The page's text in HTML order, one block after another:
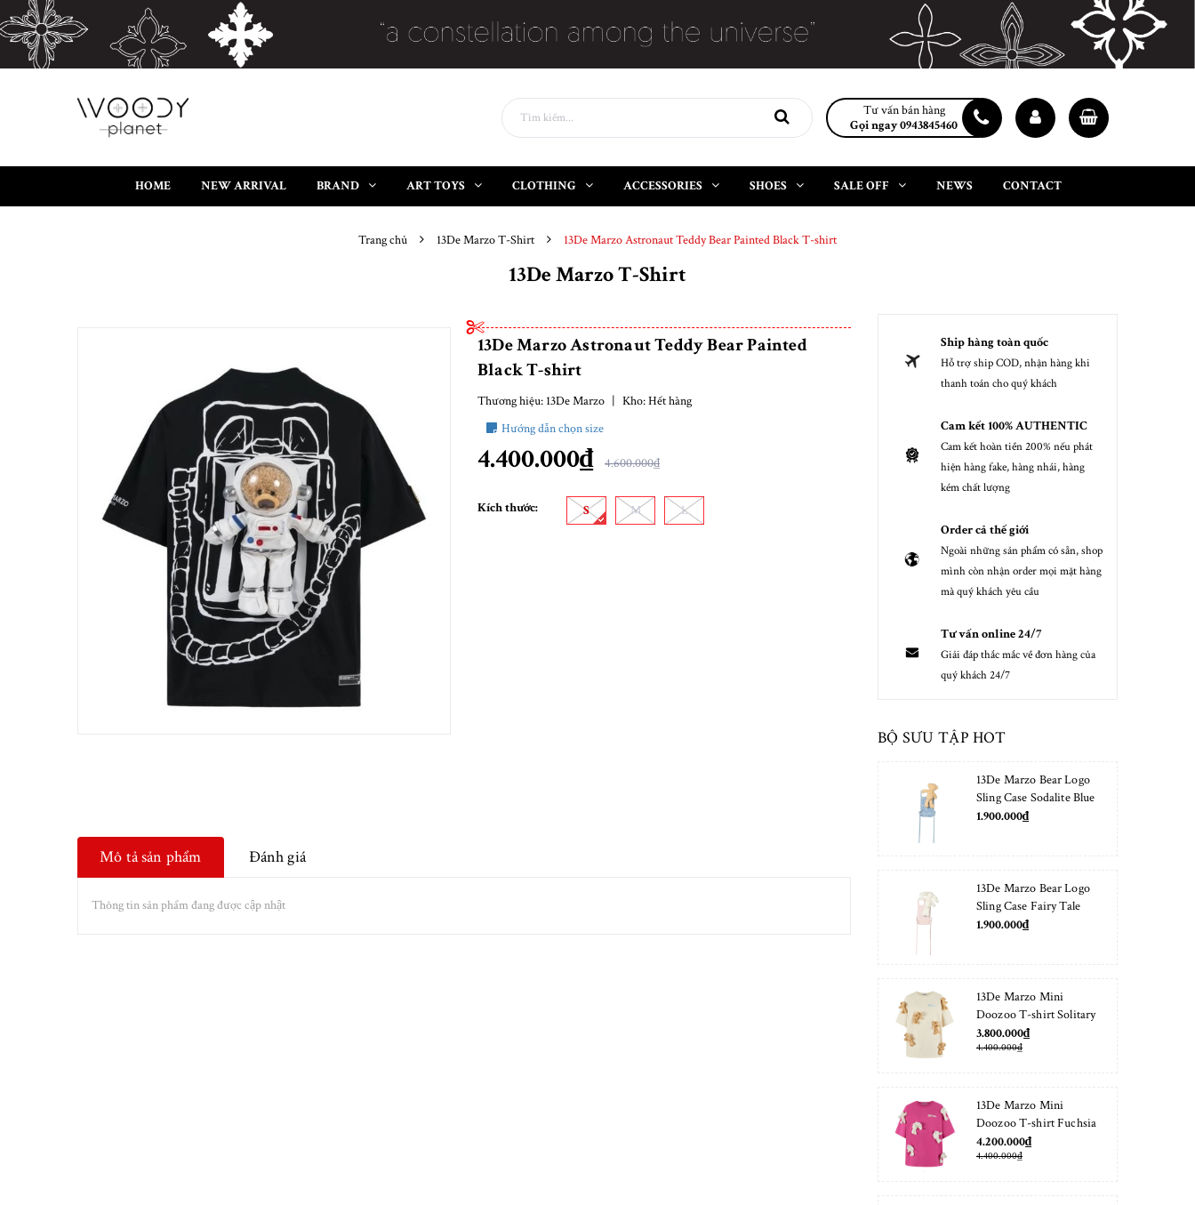
Tư vấn bán hàng
Gọi ngay 0943845460
HOME NEW ARRIVAL BRAND ART TOYS CLOTHING ACCESSORIES SHOES SALE OFF NEWS CONTACT
Trang chủ 13De Marzo T-Shirt 13De Marzo Astronaut Teddy Bear Painted Black T-shirt
13De Marzo T-Shirt
13De Marzo Astronaut Teddy Bear Painted
Black T-shirt
Thương hiệu: 13De Marzo | Kho:Hết hàng
Hướng dẫn chọn size
4.400.000₫ 4.600.000₫
Kích thước: S M L
Mô tả sản phẩm Đánh giá
Thông tin sản phẩm đang được cập nhật
Ship hàng toàn quốc
Hỗ trợ ship COD, nhận hàng khi
thanh toán cho quý khách
Cam kết 100% AUTHENTIC
Cam kết hoàn tiền 200% nếu phát
hiện hàng fake, hàng nhái, hàng
kém chất lượng
Order cả thế giới
Ngoài những sản phẩm có sẵn, shop
mình còn nhận order mọi mặt hàng
mà quý khách yêu cầu
Tư vấn online 24/7
Giải đáp thắc mắc về đơn hàng của
quý khách 24/7
BỘ SƯU TẬP HOT
13De Marzo Bear Logo
Sling Case Sodalite Blue
1.900.000₫
13De Marzo Bear Logo
Sling Case Fairy Tale
1.900.000₫
13De Marzo Mini
Doozoo T-shirt Solitary
Star
3.800.000₫
4.400.000₫
13De Marzo Mini
Doozoo T-shirt Fuchsia
Fedora
4.200.000₫
4.400.000₫